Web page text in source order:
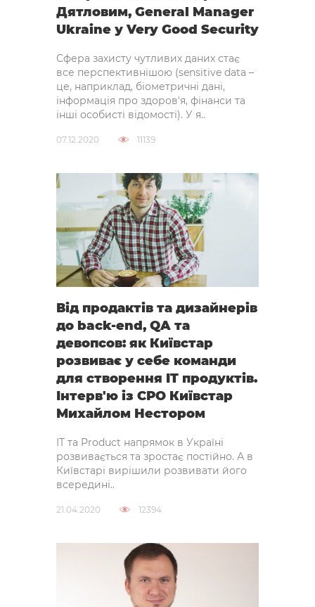
Дятловим, General Manager
Ukraine у Very Good Security
Сфера захисту чутливих даних стає
все перспективнішою (sensitive data –
це, наприклад, біометричні дані,
інформація про здоров'я, фінанси та
інші особисті відомості). У я..
07.12.2020 11139
Від продактів та дизайнерів
до back-end, QA та
девопсов: як Київстар
розвиває у себе команди
для створення IT продуктів.
Інтерв'ю із СРО Київстар
Михайлом Нестором
IT та Product напрямок в Україні
розвивається та зростає постійно. А в
Київстарі вирішили розвивати його
всередині..
21.04.2020 12394